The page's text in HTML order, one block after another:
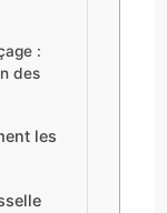
:
des
les